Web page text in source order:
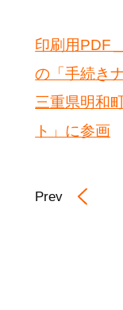
印刷用PDF
の「手続き
三重県明和
ト」に参画
Prev